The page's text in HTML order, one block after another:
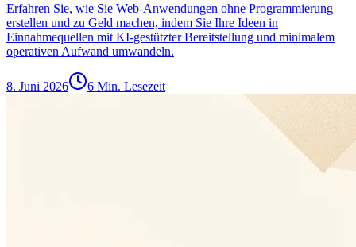
Erfahren Sie, wie Sie Web-Anwendungen ohne Programmierung
erstellen und zu Geld machen, indem Sie Ihre Ideen in
Einnahmequellen mit KI-gestützter Bereitstellung und minimalem
operativen Aufwand umwandeln.
8. Juni 2026 6 Min. Lesezeit